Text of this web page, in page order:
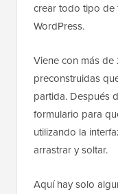
crear todo tipo de
WordPress.
Viene con más
preconstruidas
partida. Después
formulario para
utilizando la
arrastrar y soltar.
Aquí hay solo